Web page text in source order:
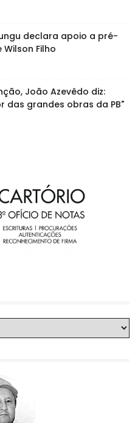
declara apoio a pré-
Filho
João Azevêdo diz:
das grandes obras da PB"